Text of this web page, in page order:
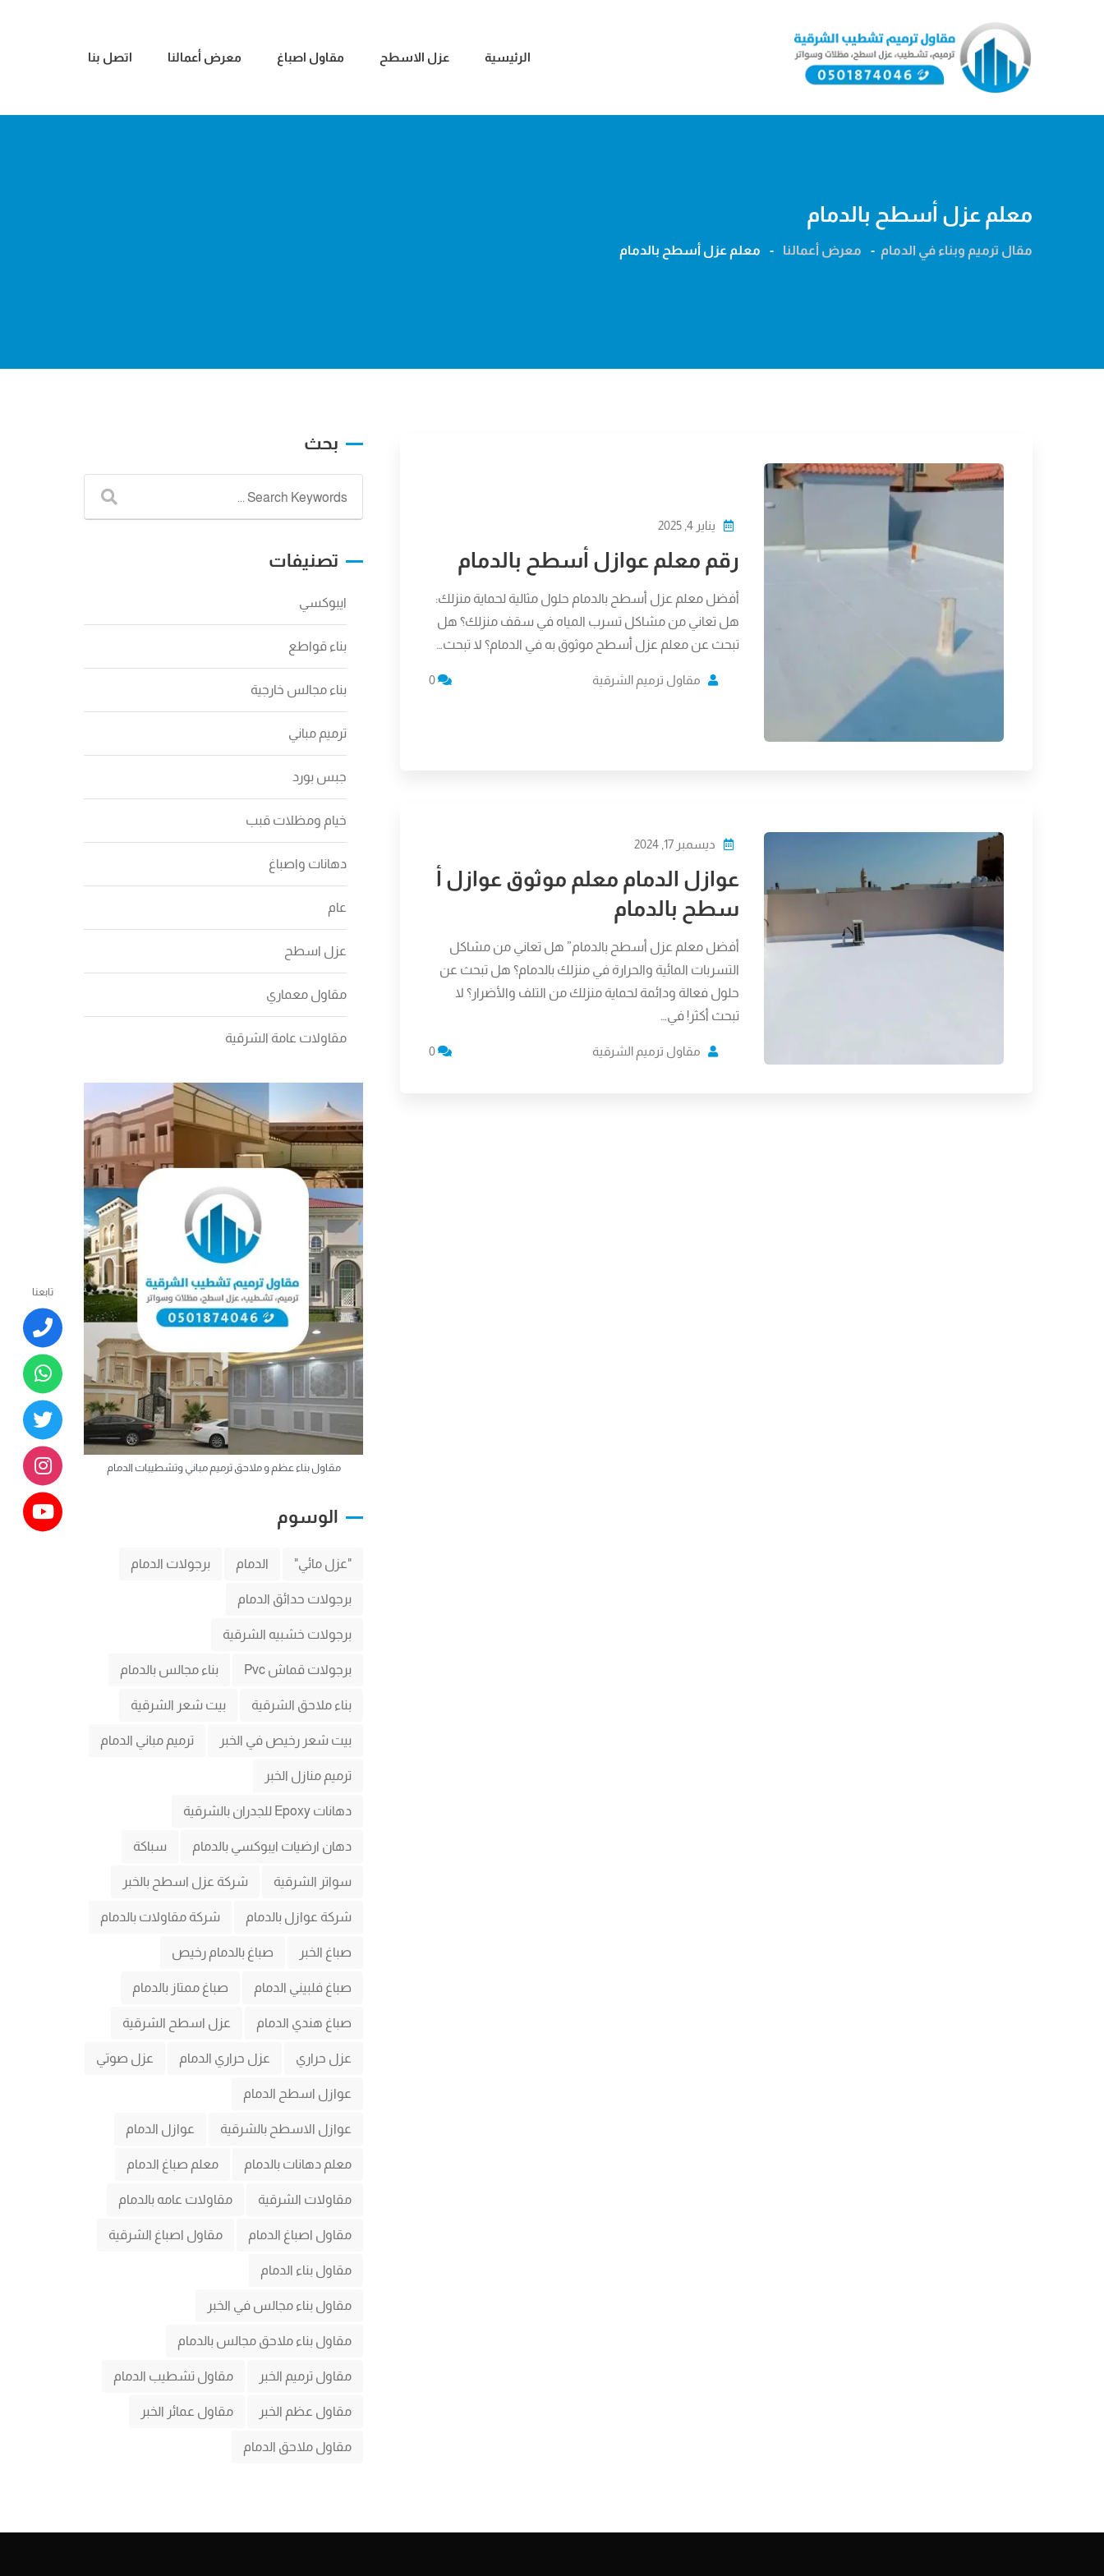
الرئيسية عزل الاسطح مقاول اصباغ معرض أعمالنا اتصل بنا
معلم عزل أسطح بالدمام
مقال ترميم وبناء في الدمام - معرض أعمالنا - معلم عزل أسطح بالدمام
يناير 4, 2025
رقم معلم عوازل أسطح بالدمام
أفضل معلم عزل أسطح بالدمام حلول مثالية لحماية منزلك:
هل تعاني من مشاكل تسرب المياه في سقف منزلك؟ هل
تبحث عن معلم عزل أسطح موثوق به في الدمام؟ لا تبحث…
مقاول ترميم الشرقية 0
ديسمبر 17, 2024
عوازل الدمام معلم موثوق عوازل أ
سطح بالدمام
أفضل معلم عزل أسطح بالدمام” هل تعاني من مشاكل
التسربات المائية والحرارة في منزلك بالدمام؟ هل تبحث عن
حلول فعالة ودائمة لحماية منزلك من التلف والأضرار؟ لا
تبحث أكثر! في…
مقاول ترميم الشرقية 0
بحث
تصنيفات
ايبوكسي
بناء قواطع
بناء مجالس خارجية
ترميم مباني
جبس بورد
خيام ومظلات قبب
دهانات واصباغ
عام
عزل اسطح
مقاول معماري
مقاولات عامة الشرقية
مقاول بناء عظم و ملاحق ترميم مباني وتشطيبات الدمام
الوسوم
"عزل مائي" الدمام برجولات الدمام
برجولات حدائق الدمام
برجولات خشبيه الشرقية
برجولات قماش Pvc بناء مجالس بالدمام
بناء ملاحق الشرقية بيت شعر الشرقية
بيت شعر رخيص في الخبر ترميم مباني الدمام
ترميم منازل الخبر
دهانات Epoxy للجدران بالشرقية
دهان ارضيات ايبوكسي بالدمام سباكة
سواتر الشرقية شركة عزل اسطح بالخبر
شركة عوازل بالدمام شركة مقاولات بالدمام
صباغ الخبر صباغ بالدمام رخيص
صباغ فلبيني الدمام صباغ ممتاز بالدمام
صباغ هندي الدمام عزل اسطح الشرقية
عزل حراري عزل حراري الدمام عزل صوتي
عوازل اسطح الدمام
عوازل الاسطح بالشرقية عوازل الدمام
معلم دهانات بالدمام معلم صباغ الدمام
مقاولات الشرقية مقاولات عامه بالدمام
مقاول اصباغ الدمام مقاول اصباغ الشرقية
مقاول بناء الدمام
مقاول بناء مجالس في الخبر
مقاول بناء ملاحق مجالس بالدمام
مقاول ترميم الخبر مقاول تشطيب الدمام
مقاول عظم الخبر مقاول عمائر الخبر
مقاول ملاحق الدمام
تابعنا